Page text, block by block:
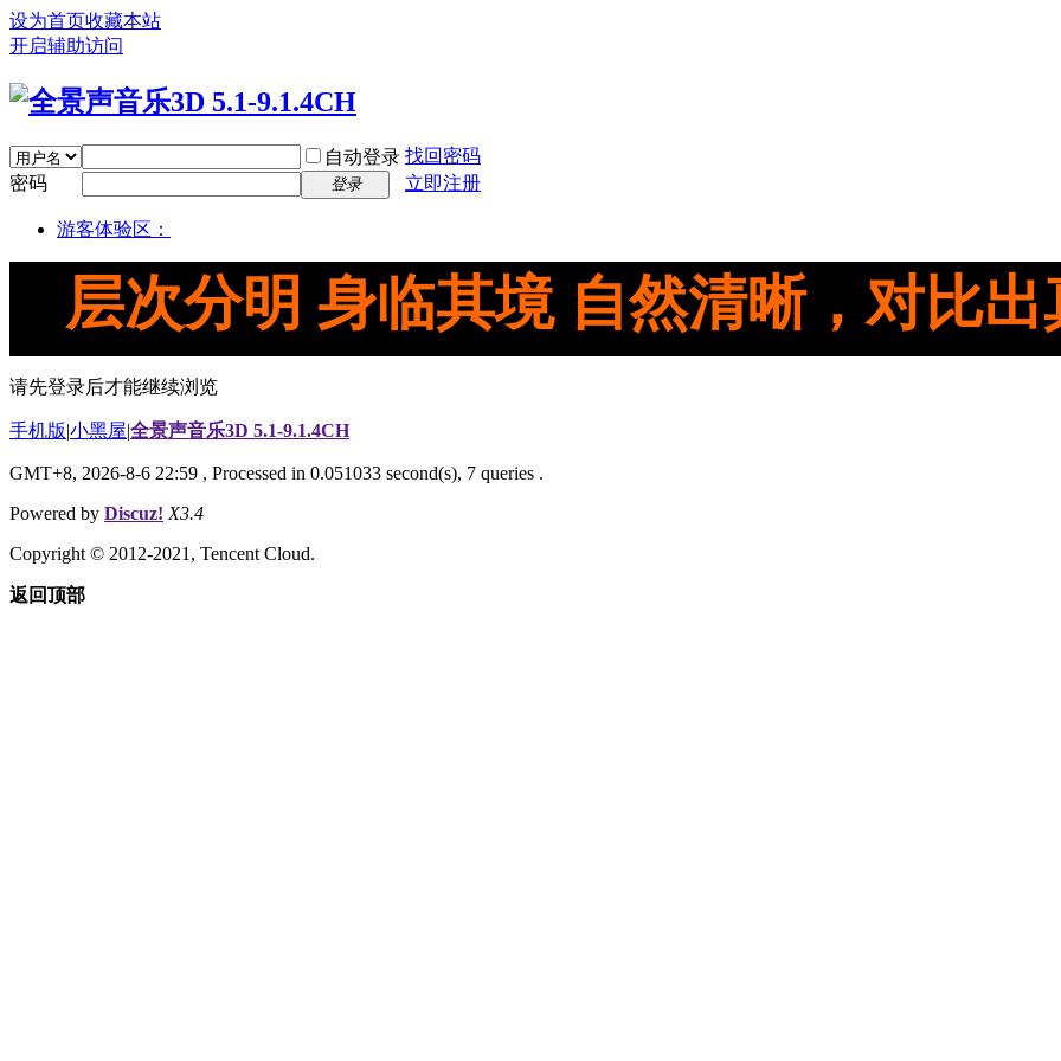
设为首页收藏本站
开启辅助访问
自动登录 找回密码
密码
登录 立即注册
游客体验区：
层次分明 身临其境 自然清晰，对比出
请先登录后才能继续浏览
手机版|小黑屋|全景声音乐3D 5.1-9.1.4CH
GMT+8, 2026-8-6 22:59 , Processed in 0.051033 second(s), 7 queries .
Powered by Discuz! X3.4
Copyright © 2012-2021, Tencent Cloud.
返回顶部